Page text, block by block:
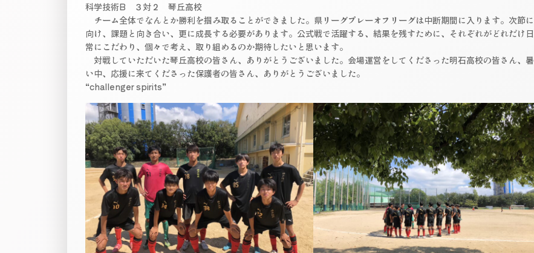
科学技術B ３対２ 琴丘高校
チーム全体でなんとか勝利を掴み取ることができました。県リーグプレーオフリーグは中断期間に入ります。次節に
向け、課題と向き合い、更に成長する必要があります。公式戦で活躍する、結果を残すために、それぞれがどれだけ日
常にこだわり、個々で考え、取り組めるのか期待したいと思います。
対戦していただいた琴丘高校の皆さん、ありがとうございました。会場運営をしてくださった明石高校の皆さん、暑
い中、応援に来てくださった保護者の皆さん、ありがとうございました。
“challenger spirits”